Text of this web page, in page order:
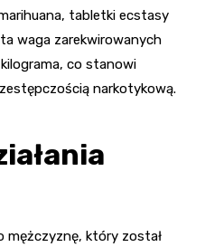
tabletki ecstasy
waga zarekwirowanych
co stanowi
narkotykową.
mężczyznę, który został